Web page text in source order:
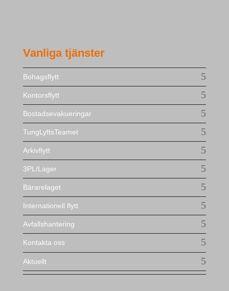
Vanliga tjänster
Bohagsflytt
Kontorsflytt
Bostadsevakueringar
TungLyftsTeamet
Arkivflytt
3PL/Lager
Bärarelaget
Internationell flytt
Avfallshantering
Kontakta oss
Aktuellt